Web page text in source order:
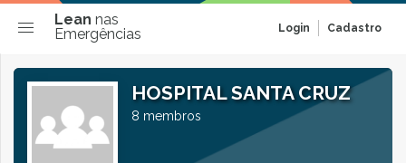
Lean nas
Emergências
Login Cadastro
HOSPITAL SANTA CRUZ
8 membros